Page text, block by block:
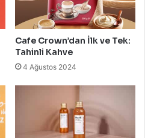
Cafe Crown’dan İlk ve Tek:
Tahinli Kahve
4 Ağustos 2024